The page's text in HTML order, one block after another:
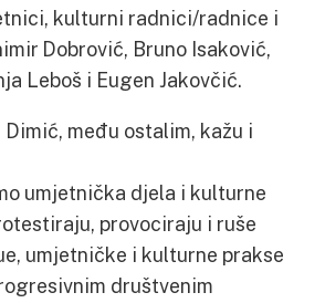
kulturni radnici/radnice i
Dobrović, Bruno Isaković,
Leboš i Eugen Jakovčić.
među ostalim, kažu i
umjetnička djela i kulturne
provociraju i ruše
umjetničke i kulturne prakse
društvenim